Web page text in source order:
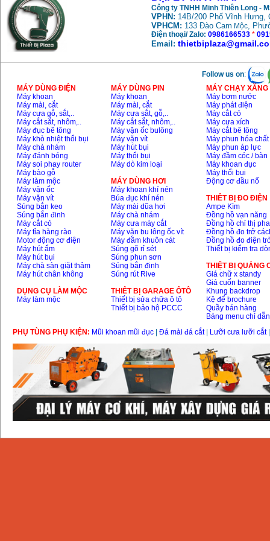
May mai FEG-911A
(100mm)
Price:
plasma Hong ky
Price :6000000
May mai 2 da Hong
ky MB1/2HP (0.5HP)
Price:2250000VND
Công ty TNHH Minh Thiên Long -
VPHN: 14B/200 Phố Vĩnh Hưng,
VPHCM: 133 Đào Cam Mộc,
Điện thoại/ Zalo: 0986166533 *
Email:
Follow us on:
MÁY DÙNG ĐIỆN
Máy khoan
Máy mài, cắt
Máy cưa gỗ, sắt,..
Máy cắt sắt, nhôm,..
Máy đục bê tông
Máy khò nhiệt thổi bụi
Máy chà nhám
Máy đánh bóng
Máy soi phay router
Máy bào gỗ
Máy làm mộc
Máy vặn ốc
Máy vặn vít
Súng bắn keo
Súng bắn đinh
Máy cắt cỏ
Máy tỉa hàng rào
Motor động cơ điện
Máy hút ẩm
Máy hút bụi
Máy chà sàn giặt thảm
Máy hút chân không
DỤNG CỤ LÀM MỘC
Máy làm mộc
MÁY DÙNG PIN
Máy khoan
Máy mài, cắt
Máy cưa sắt, gỗ,..
Máy cắt sắt, nhôm,..
Máy vặn ốc bulông
Máy vặn vít
Máy hút bụi
Máy thổi bụi
Máy dò kim loại
MÁY DÙNG HƠI
Máy khoan khí nén
Búa đục khí nén
Máy mài dũa hơi
Máy chà nhám
Máy cưa máy cắt
Máy vặn bu lông ốc vít
Máy đầm khuôn cát
Súng gõ rỉ sét
Súng phun sơn
Súng bắn đinh
Súng rút Rive
THIÊT BỊ GARAGE ÔTÔ
Thiết bị sửa chữa ô tô
Thiết bị bảo hộ PCCC
MÁY CHẠY
Máy bơm nước
Máy phát điện
Máy cắt cỏ
Máy cưa xích
Máy cắt bê tông
Máy phun hóa chất
Máy phun áp lực
Máy đầm cóc / bàn
Máy khoan đục
Máy thổi bụi
Động cơ đầu nổ
THIÊT BỊ ĐO ĐIỆN
Ampe Kìm
Đồng hồ vạn năng
Đồng hồ chỉ thị pha
Đồng hồ đo trở
Đồng hồ đo điện
Thiết bị kiểm tra
THIỆT BỊ QUẢNG
Giá chữ x standy
Giá cuốn banner
Khung backdrop
Kệ để brochure
Quầy bán hàng
Bảng menu chỉ dẫn
PHỤ TÙNG PHỤ KIỆN: Mũi khoan mũi đục Đá mài đá cắt| Lưỡi cưa lưỡi cắt